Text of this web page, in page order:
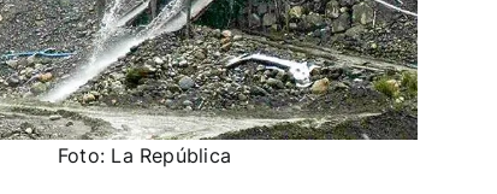
Foto: La República